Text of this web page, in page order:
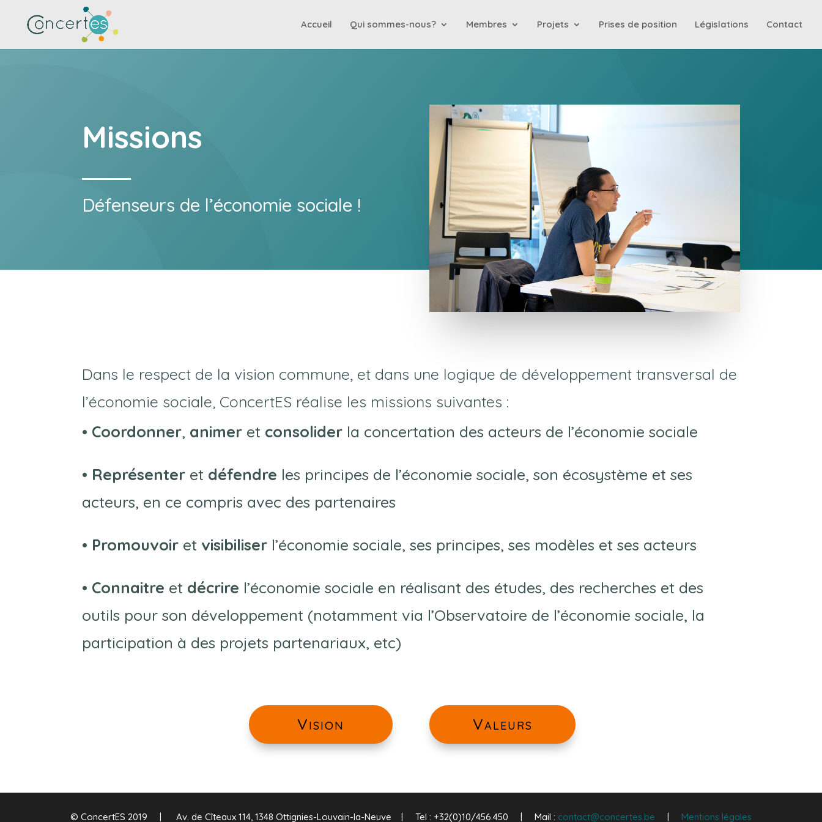
Accueil Qui sommes-nous? Membres Projets Prises de position Législations Contact
Missions
Défenseurs de l’économie sociale !
Dans le respect de la vision commune, et dans une logique de développement transversal de
l’économie sociale, ConcertES réalise les missions suivantes :
• Coordonner, animer et consolider la concertation des acteurs de l’économie sociale
• Représenter et défendre les principes de l’économie sociale, son écosystème et ses
acteurs, en ce compris avec des partenaires
• Promouvoir et visibiliser l’économie sociale, ses principes, ses modèles et ses acteurs
• Connaitre et décrire l’économie sociale en réalisant des études, des recherches et des
outils pour son développement (notamment via l’Observatoire de l’économie sociale, la
participation à des projets partenariaux, etc)
Vision Valeurs
© ConcertES 2019 | Av. de Cîteaux 114, 1348 Ottignies-Louvain-la-Neuve | Tel : +32(0)10/456.450 | Mail : contact@concertes.be Mentions légales